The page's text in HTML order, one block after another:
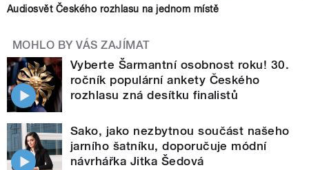
Audiosvět Českého rozhlasu na jednom místě
MOHLO BY VÁS ZAJÍMAT
Vyberte Šarmantní osobnost roku! 30.
ročník populární ankety Českého
rozhlasu zná desítku finalistů
Sako, jako nezbytnou součást našeho
jarního šatníku, doporučuje módní
návrhářka Jitka Šedová